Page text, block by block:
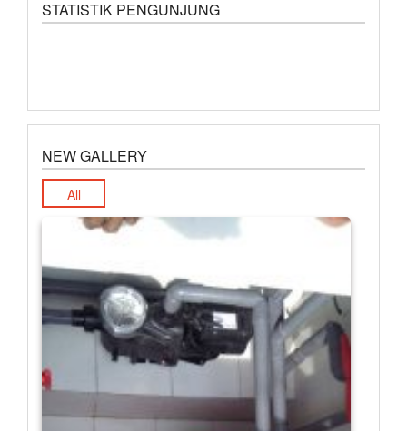
STATISTIK PENGUNJUNG
NEW GALLERY
All